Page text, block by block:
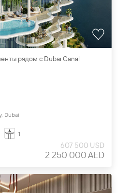
рядом с Dubai Canal
Dubai
1
607 500 USD
2 250 000 AED